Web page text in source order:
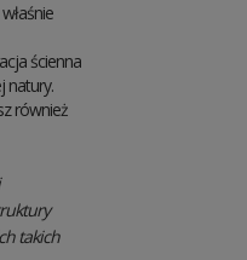
ścienna
natury.
również
takich